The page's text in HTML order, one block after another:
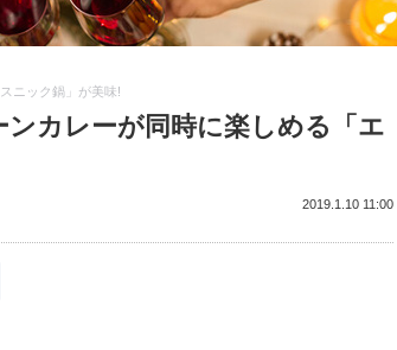
ニック鍋」が美味!
ンカレーが同時に楽しめる「エ
2019.1.10 11:00